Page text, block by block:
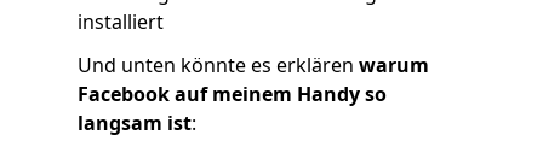
installiert
Und unten könnte es erklären warum
Facebook auf meinem Handy so
langsam ist: